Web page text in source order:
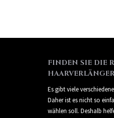
FINDEN SIE DIE
Es gibt viele
Daher ist es nicht so
wählen soll. Deshalb